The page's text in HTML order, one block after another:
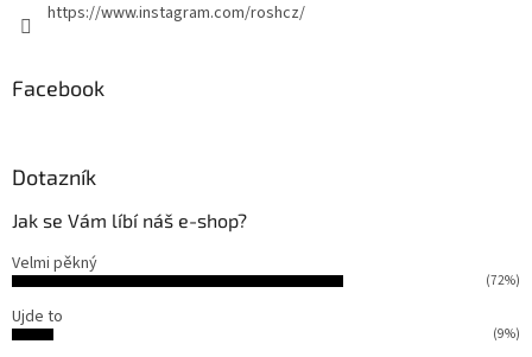
https://www.instagram.com/roshcz/
Facebook
Dotazník
Jak se Vám líbí náš e-shop?
Velmi pěkný
(72%)
Ujde to
(9%)